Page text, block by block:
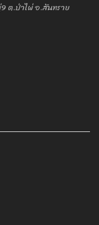
ต.ป่าไผ่ อ.สันทราย